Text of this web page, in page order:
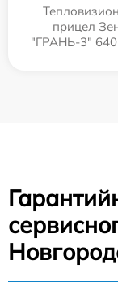
прицел
"ГРАНЬ-3"